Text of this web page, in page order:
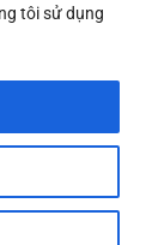
tôi sử dụng
Reserved